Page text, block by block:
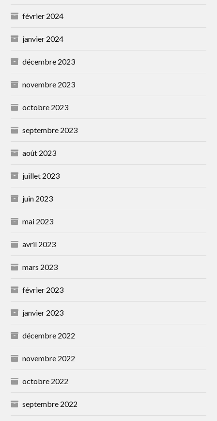
février 2024
janvier 2024
décembre 2023
novembre 2023
octobre 2023
septembre 2023
août 2023
juillet 2023
juin 2023
mai 2023
avril 2023
mars 2023
février 2023
janvier 2023
décembre 2022
novembre 2022
octobre 2022
septembre 2022